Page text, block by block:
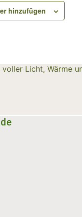
hinzufügen
Licht, Wärme